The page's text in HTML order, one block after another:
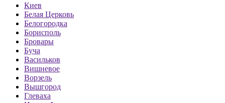
Киев
Белая Церковь
Белогородка
Борисполь
Бровары
Буча
Васильков
Вишневое
Ворзель
Вышгород
Глеваха